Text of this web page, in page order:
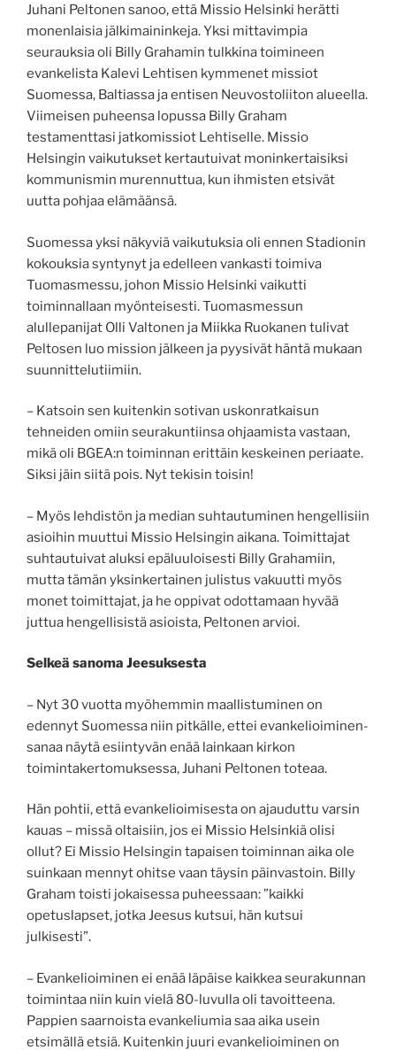
Juhani Peltonen sanoo, että Missio Helsinki herätti
monenlaisia jälkimaininkeja. Yksi mittavimpia
seurauksia oli Billy Grahamin tulkkina toimineen
evankelista Kalevi Lehtisen kymmenet missiot
Suomessa, Baltiassa ja entisen Neuvostoliiton alueella.
Viimeisen puheensa lopussa Billy Graham
testamenttasi jatkomissiot Lehtiselle. Missio
Helsingin vaikutukset kertautuivat moninkertaisiksi
kommunismin murennuttua, kun ihmisten etsivät
uutta pohjaa elämäänsä.
Suomessa yksi näkyviä vaikutuksia oli ennen Stadionin
kokouksia syntynyt ja edelleen vankasti toimiva
Tuomasmessu, johon Missio Helsinki vaikutti
toiminnallaan myönteisesti. Tuomasmessun
alullepanijat Olli Valtonen ja Miikka Ruokanen tulivat
Peltosen luo mission jälkeen ja pyysivät häntä mukaan
suunnittelutiimiin.
– Katsoin sen kuitenkin sotivan uskonratkaisun
tehneiden omiin seurakuntiinsa ohjaamista vastaan,
mikä oli BGEA:n toiminnan erittäin keskeinen periaate.
Siksi jäin siitä pois. Nyt tekisin toisin!
– Myös lehdistön ja median suhtautuminen hengellisiin
asioihin muuttui Missio Helsingin aikana. Toimittajat
suhtautuivat aluksi epäluuloisesti Billy Grahamiin,
mutta tämän yksinkertainen julistus vakuutti myös
monet toimittajat, ja he oppivat odottamaan hyvää
juttua hengellisistä asioista, Peltonen arvioi.
Selkeä sanoma Jeesuksesta
– Nyt 30 vuotta myöhemmin maallistuminen on
edennyt Suomessa niin pitkälle, ettei evankelioiminen-
sanaa näytä esiintyvän enää lainkaan kirkon
toimintakertomuksessa, Juhani Peltonen toteaa.
Hän pohtii, että evankelioimisesta on ajauduttu varsin
kauas – missä oltaisiin, jos ei Missio Helsinkiä olisi
ollut? Ei Missio Helsingin tapaisen toiminnan aika ole
suinkaan mennyt ohitse vaan täysin päinvastoin. Billy
Graham toisti jokaisessa puheessaan: ”kaikki
opetuslapset, jotka Jeesus kutsui, hän kutsui
julkisesti”.
– Evankelioiminen ei enää läpäise kaikkea seurakunnan
toimintaa niin kuin vielä 80-luvulla oli tavoitteena.
Pappien saarnoista evankeliumia saa aika usein
etsimällä etsiä. Kuitenkin juuri evankelioiminen on